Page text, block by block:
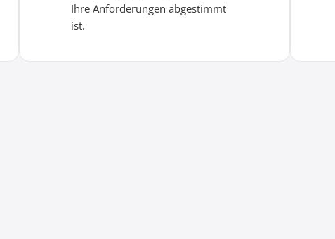
Ihre Anforderungen abgestimmt
ist.